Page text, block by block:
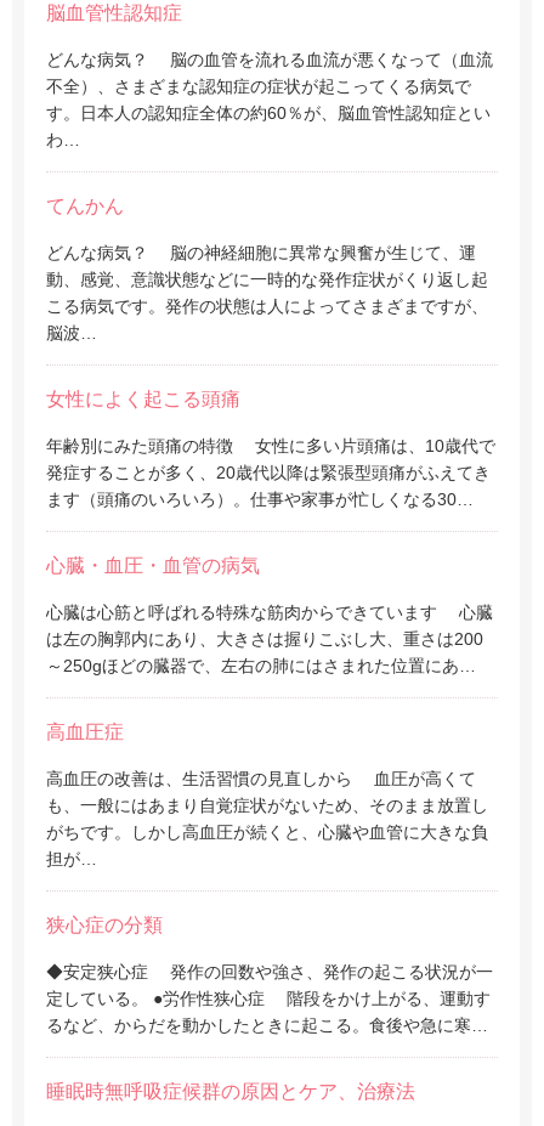
脳血管性認知症
どんな病気？ 脳の血管を流れる血流が悪くなって（血流
不全）、さまざまな認知症の症状が起こってくる病気で
す。日本人の認知症全体の約60％が、脳血管性認知症とい
わ…
てんかん
どんな病気？ 脳の神経細胞に異常な興奮が生じて、運
動、感覚、意識状態などに一時的な発作症状がくり返し起
こる病気です。発作の状態は人によってさまざまですが、
脳波…
女性によく起こる頭痛
年齢別にみた頭痛の特徴 女性に多い片頭痛は、10歳代で
発症することが多く、20歳代以降は緊張型頭痛がふえてき
ます（頭痛のいろいろ）。仕事や家事が忙しくなる30…
心臓・血圧・血管の病気
心臓は心筋と呼ばれる特殊な筋肉からできています 心臓
は左の胸郭内にあり、大きさは握りこぶし大、重さは200
～250gほどの臓器で、左右の肺にはさまれた位置にあ…
高血圧症
高血圧の改善は、生活習慣の見直しから 血圧が高くて
も、一般にはあまり自覚症状がないため、そのまま放置し
がちです。しかし高血圧が続くと、心臓や血管に大きな負
担が…
狭心症の分類
◆安定狭心症 発作の回数や強さ、発作の起こる状況が一
定している。 ●労作性狭心症 階段をかけ上がる、運動す
るなど、からだを動かしたときに起こる。食後や急に寒…
睡眠時無呼吸症候群の原因とケア、治療法